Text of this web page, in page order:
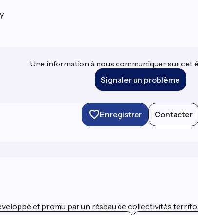
Une information à nous communiquer sur cet
Signaler un problème
Enregistrer Contacter
et promu par un réseau de collectivités